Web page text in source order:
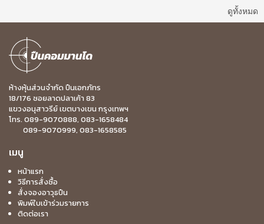
ดูทั้งหมด
ห้างหุ้นส่วนจำกัด ปืนเอกภัทร
18/176 ซอยลาดปลาเค้า 83
แขวงอนุสาวรีย์ เขตบางเขน กรุงเทพฯ
โทร. 089-9070888, 083-1658484
089-9070999, 083-1658585
เมนู
หน้าแรก
วิธีการสั่งซื้อ
สั่งจองอาวุธปืน
พิมพ์ใบเข้าร่วมรายการ
ติดต่อเรา